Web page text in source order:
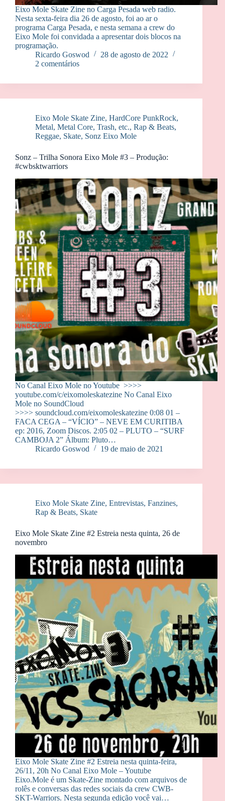
Eixo Mole Skate Zine no Carga Pesada web radio.
Nesta sexta-feira dia 26 de agosto, foi ao ar o
programa Carga Pesada, e nesta semana a crew do
Eixo Mole foi convidada a apresentar dois blocos na
programação.
Ricardo Goswod
28 de agosto de 2022
2 comentários
Eixo Mole Skate Zine, HardCore PunkRock,
Metal, Metal Core, Trash, etc., Rap & Beats,
Reggae, Skate, Sonz Eixo Mole
Sonz – Trilha Sonora Eixo Mole #3 – Produção:
#cwbsktwarriors
No Canal Eixo Mole no Youtube >>>>
youtube.com/c/eixomoleskatezine No Canal Eixo
Mole no SoundCloud
>>>> soundcloud.com/eixomoleskatezine 0:08 01 –
FACA CEGA – “VÍCIO” – NEVE EM CURITIBA
ep: 2016, Zoom Discos. 2:05 02 – PLUTO – “SURF
CAMBOJA 2” Álbum: Pluto…
Ricardo Goswod
19 de maio de 2021
Eixo Mole Skate Zine, Entrevistas, Fanzines,
Rap & Beats, Skate
Eixo Mole Skate Zine #2 Estreia nesta quinta, 26 de
novembro
Eixo Mole Skate Zine #2 Estreia nesta quinta-feira,
26/11, 20h No Canal Eixo Mole – Youtube
Eixo.Mole é um Skate-Zine montado com arquivos de
rolês e conversas das redes sociais da crew CWB-
SKT-Warriors. Nesta segunda edição você vai…